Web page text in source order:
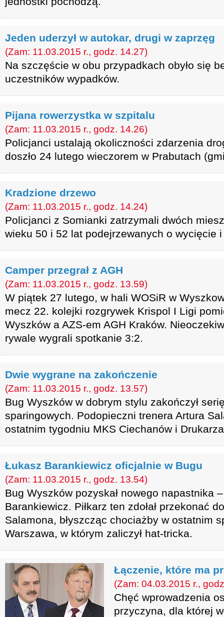
Jeden uderzył w autokar, drugi w zaprzęg
(Zam: 11.03.2015 r., godz. 14.27)
Na szczęście w obu przypadkach obyło się
uczestników wypadków.
Pijana rowerzystka w szpitalu
(Zam: 11.03.2015 r., godz. 14.26)
Policjanci ustalają okoliczności zdarzenia
doszło 24 lutego wieczorem w Prabutach
Kradzione drzewo
(Zam: 11.03.2015 r., godz. 14.24)
Policjanci z Somianki zatrzymali dwóch
wieku 50 i 52 lat podejrzewanych o wycięcie
Camper przegrał z AGH
(Zam: 11.03.2015 r., godz. 13.59)
W piątek 27 lutego, w hali WOSiR w
mecz 22. kolejki rozgrywek Krispol I Ligi
Wyszków a AZS-em AGH Kraków.
rywale wygrali spotkanie 3:2.
Dwie wygrane na zakończenie
(Zam: 11.03.2015 r., godz. 13.57)
Bug Wyszków w dobrym stylu zakończył
sparingowych. Podopieczni trenera Artura
ostatnim tygodniu MKS Ciechanów i
Łukasz Barankiewicz oficjalnie w Bugu
(Zam: 11.03.2015 r., godz. 13.54)
Bug Wyszków pozyskał nowego napastnika
Barankiewicz. Piłkarz ten zdołał przekonać
Salamona, błyszcząc chociażby w ostatnim
Warszawa, w którym zaliczył hat-tricka.
Łączenie, które ma
(Zam: 04.03.2015 r.,
Chęć wprowadzenia
przyczyna, dla której